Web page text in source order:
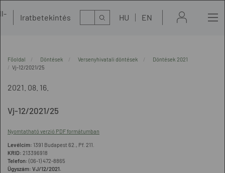
Iratbetekintés Kereső HU EN
Főoldal Döntések Versenyhivatali döntések
Döntések 2021
Vj-12/2021/25
2021. 08. 16.
Vj-12/2021/25
Nyomtatható verzió PDF formátumban
Levélcím: 1391 Budapest 62., Pf. 211.
KRID: 213396918
Telefon: (06-1) 472-8865
Ügyszám: VJ/12/2021.